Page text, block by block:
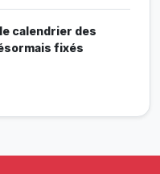
calendrier des
fixés